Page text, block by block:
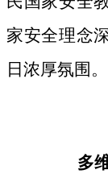
家安全理念
日浓厚氛围。
多